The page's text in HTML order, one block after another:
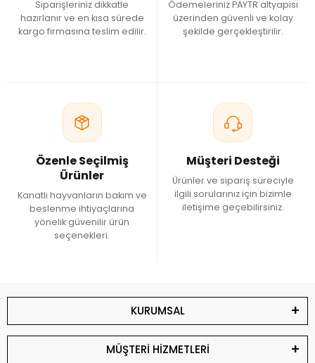
Siparişleriniz dikkatle
hazırlanır ve en kısa sürede
kargo firmasına teslim edilir.
Ödemeleriniz PAYTR altyapısı
üzerinden güvenli ve kolay
şekilde gerçekleştirilir.
Özenle Seçilmiş
Ürünler
Kanatlı hayvanların bakım ve
beslenme ihtiyaçlarına
yönelik güvenilir ürün
seçenekleri.
Müşteri Desteği
Ürünler ve sipariş süreciyle
ilgili sorularınız için bizimle
iletişime geçebilirsiniz.
KURUMSAL
MÜŞTERİ HİZMETLERİ